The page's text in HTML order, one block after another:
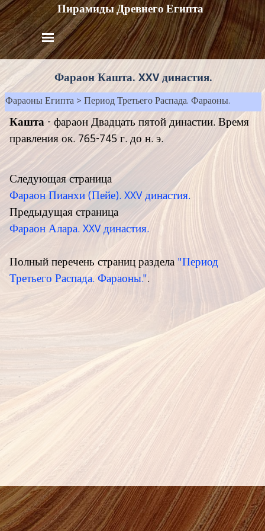
Пирамиды Древнего Египта
Фараон Кашта. XXV династия.
Фараоны Египта>Период Третьего Распада. Фараоны.
Кашта - фараон Двадцать пятой династии. Время
правления ок. 765-745 г. до н. э.
Следующая страница
Фараон Пианхи (Пейе). XXV династия.
Предыдущая страница
Фараон Алара. XXV династия.
Полный перечень страниц раздела"Период
Третьего Распада. Фараоны.".